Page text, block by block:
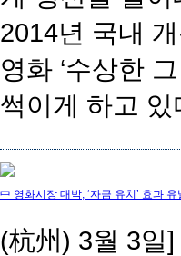
2014년 국내
영화 ‘수상한
썩이게 하고
中 영화시장 대박, ‘자금 유치’ 효과 유
(杭州) 3월 3일